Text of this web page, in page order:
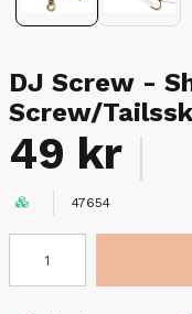
DJ Screw -
Screw/
49 kr
47654